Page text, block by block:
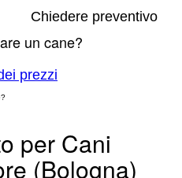
Chiedere preventivo
un cane?
prezzi
per Cani
(Bologna)